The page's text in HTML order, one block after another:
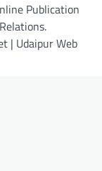
Publication
| Udaipur Web